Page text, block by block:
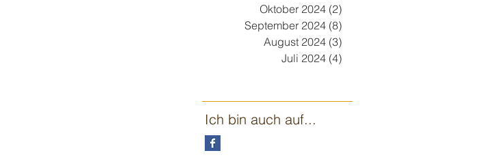
Oktober 2024 (2)
September 2024 (8)
August 2024 (3)
Juli 2024 (4)
Ich bin auch auf...